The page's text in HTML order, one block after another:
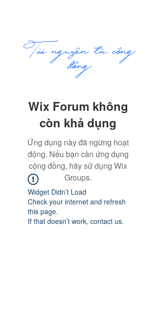
​Tài nguyên từ cộng
đồng
Wix Forum không
còn khả dụng
Ứng dụng này đã ngừng hoạt
động. Nếu bạn cần ứng dụng
cộng đồng, hãy sử dụng Wix
Groups.
Widget Didn’t Load
Check your internet and refresh
this page.
If that doesn’t work, contact us.